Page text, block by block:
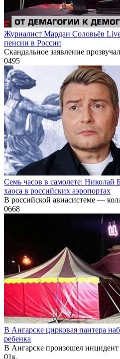
Журналист Мардан Соловьёв
пенсии в России
Скандальное заявление
0495
Семь часов в самолете: Николай
хаоса в российских аэропортах
В российской авиасистеме —
0668
В Ангарске цирковая пантера
ребенка
В Ангарске произошел инцидент
01к.